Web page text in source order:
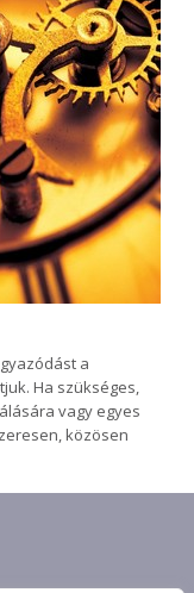
a
Ha szükséges,
vagy egyes
közösen